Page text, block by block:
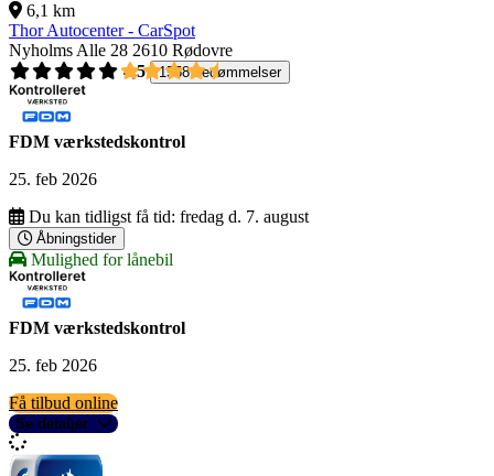
6,1 km
Thor Autocenter - CarSpot
Nyholms Alle 28 2610 Rødovre
4,5
1558 bedømmelser
FDM værkstedskontrol
25. feb 2026
Du kan tidligst få tid: fredag d. 7. august
Åbningstider
Mulighed for lånebil
FDM værkstedskontrol
25. feb 2026
Få tilbud online
Se detaljer